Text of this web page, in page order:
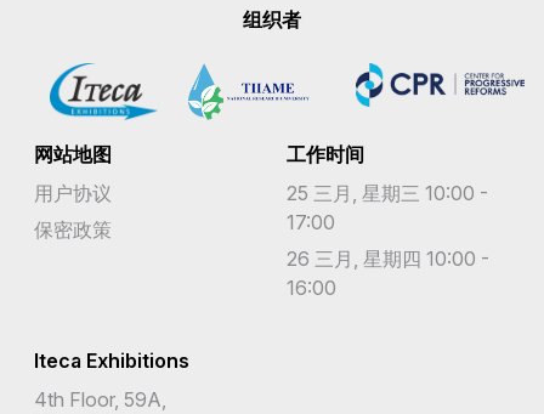
组织者
网站地图
用户协议
保密政策
工作时间
25 三月, 星期三 10:00 -
17:00
26 三月, 星期四 10:00 -
16:00
Iteca Exhibitions
4th Floor, 59A,